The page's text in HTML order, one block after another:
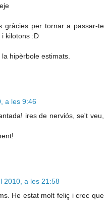
gràcies per tornar a passar-te
kilotons :D
hipèrbole estimats.
a les 9:46
ires de nerviós, se't veu,
2010, a les 21:58
He estat molt feliç i crec que